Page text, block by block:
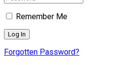
Remember Me
Forgotten Password?